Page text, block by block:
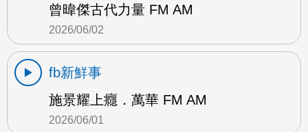
曾暐傑古代力量 FM AM
2026/06/02
fb新鮮事
施景耀上癮．萬華 FM AM
2026/06/01